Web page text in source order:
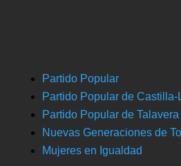
Partido Popular
Partido Popular de Castilla-
Partido Popular de Talavera
Nuevas Generaciones de
Mujeres en Igualdad